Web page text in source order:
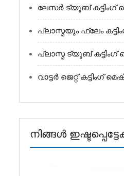
ലേസർ ട്യൂബ് കട്ടിംഗ്
പ്ലാസ്മയും ഫ്ലേം
പ്ലാസ്മ ട്യൂബ് കട്ടിംഗ്
വാട്ടർ ജെറ്റ് കട്ടിംഗ്
നിങ്ങൾ